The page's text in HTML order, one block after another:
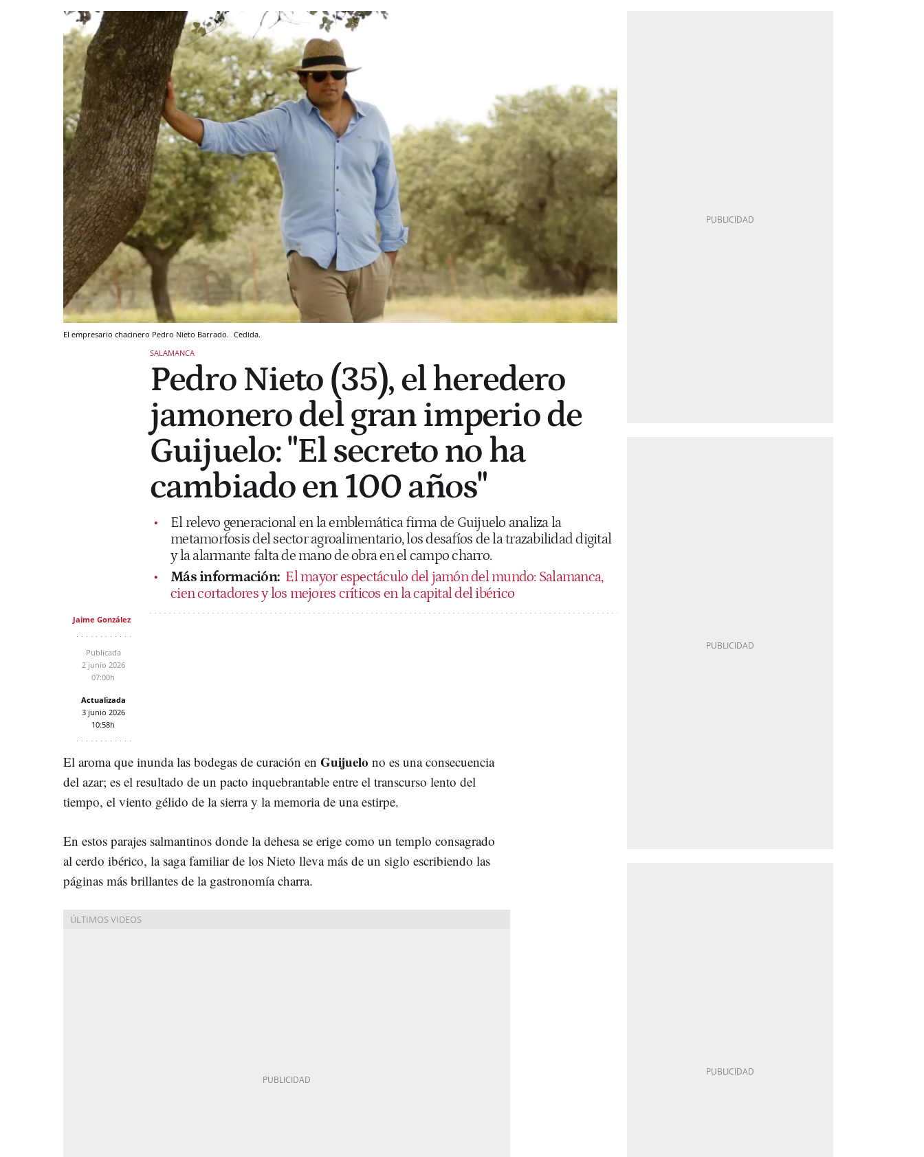
El empresario chacinero Pedro Nieto Barrado. Cedida.
SALAMANCA
Pedro Nieto (35), el heredero
jamonero del gran imperio de
Guijuelo: "El secreto no ha
cambiado en 100 años"
El relevo generacional en la emblemática firma de Guijuelo analiza la
metamorfosis del sector agroalimentario, los desafíos de la trazabilidad digital
y la alarmante falta de mano de obra en el campo charro.
Más información: El mayor espectáculo del jamón del mundo: Salamanca,
cien cortadores y los mejores críticos en la capital del ibérico
Jaime González
Publicada
2 junio 2026
07:00h
Actualizada
3 junio 2026
10:58h
El aroma que inunda las bodegas de curación en Guijuelo no es una consecuencia
del azar; es el resultado de un pacto inquebrantable entre el transcurso lento del
tiempo, el viento gélido de la sierra y la memoria de una estirpe.
En estos parajes salmantinos donde la dehesa se erige como un templo consagrado
al cerdo ibérico, la saga familiar de los Nieto lleva más de un siglo escribiendo las
páginas más brillantes de la gastronomía charra.